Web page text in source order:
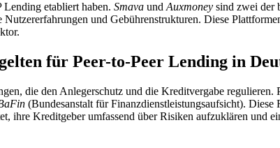
etabliert haben. Smava und Auxmoney sind zwei der
und Gebührenstrukturen. Diese
für Peer-to-Peer Lending in
die den Anlegerschutz und die Kreditvergabe regulieren.
(Bundesanstalt für Finanzdienstleistungsaufsicht). Diese
ihre Kreditgeber umfassend über Risiken aufzuklären und